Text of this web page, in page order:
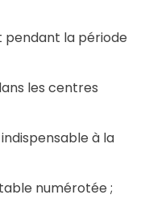
pendant la période
les centres
à la
numérotée ;